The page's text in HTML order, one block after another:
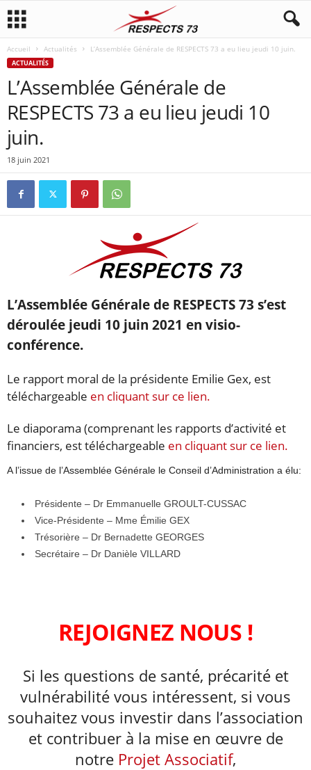
Accueil Actualités L’Assemblée Générale de RESPECTS 73 a eu lieu jeudi 10 juin.
ACTUALITÉS
L’Assemblée Générale de
RESPECTS 73 a eu lieu jeudi 10
juin.
18 juin 2021
L’Assemblée Générale de RESPECTS 73 s’est
déroulée jeudi 10 juin 2021 en visio-
conférence.
Le rapport moral de la présidente Emilie Gex, est
téléchargeable en cliquant sur ce lien.
Le diaporama (comprenant les rapports d’activité et
financiers, est téléchargeable en cliquant sur ce lien.
A l’issue de l’Assemblée Générale le Conseil d’Administration a élu:
Présidente – Dr Emmanuelle GROULT-CUSSAC
Vice-Présidente – Mme Émilie GEX
Trésorière – Dr Bernadette GEORGES
Secrétaire – Dr Danièle VILLARD
REJOIGNEZ NOUS !
Si les questions de santé, précarité et
vulnérabilité vous intéressent, si vous
souhaitez vous investir dans l’association
et contribuer à la mise en œuvre de
notre Projet Associatif,